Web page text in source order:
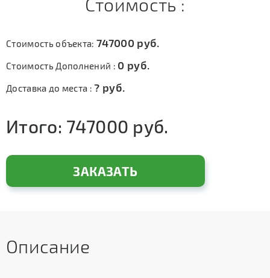
Стоимость объекта:747000 руб.
Стоимость Дополнений : 0 руб.
Доставка до места :? руб.
Итого: 747000 руб.
ЗАКАЗАТЬ
Описание